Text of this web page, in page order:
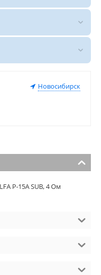
Новосибирск
P-15A SUB, 4 Ом